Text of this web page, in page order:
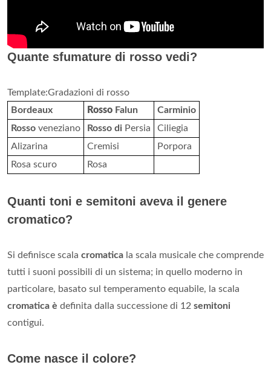
Quante sfumature di rosso vedi?
Template:Gradazioni di rosso
Bordeaux
Rosso Falun
Carminio
Rosso veneziano Rosso di Persia
Ciliegia
Alizarina
Cremisi
Porpora
Rosa scuro
Rosa
Quanti toni e semitoni aveva il genere
cromatico?
Si definisce scala cromatica la scala musicale che comprende
tutti i suoni possibili di un sistema; in quello moderno in
particolare, basato sul temperamento equabile, la scala
cromatica è definita dalla successione di 12 semitoni
contigui.
Come nasce il colore?